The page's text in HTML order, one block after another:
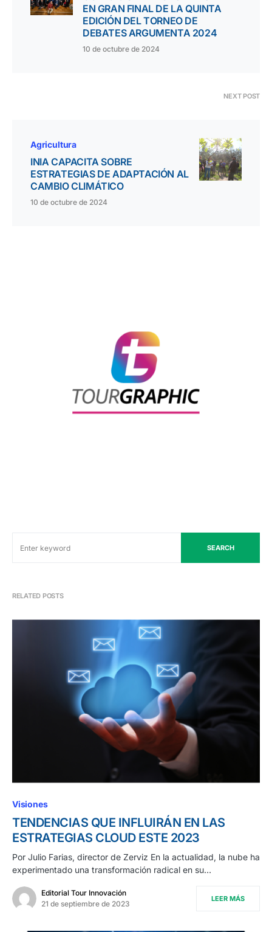
EN GRAN FINAL DE LA QUINTA
EDICIÓN DEL TORNEO DE
DEBATES ARGUMENTA 2024
10 de octubre de 2024
NEXT POST
Agricultura
INIA CAPACITA SOBRE
ESTRATEGIAS DE ADAPTACIÓN AL
CAMBIO CLIMÁTICO
10 de octubre de 2024
SEARCH
RELATED POSTS
Visiones
TENDENCIAS QUE INFLUIRÁN EN LAS
ESTRATEGIAS CLOUD ESTE 2023
Por Julio Farias, director de Zerviz En la actualidad, la nube ha
experimentado una transformación radical en su…
Editorial Tour Innovación
21 de septiembre de 2023
LEER MÁS